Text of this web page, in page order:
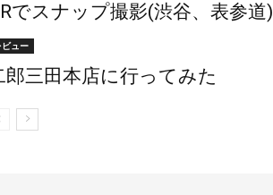
でスナップ撮影(渋谷、表参道)
ュー
郎三田本店に行ってみた